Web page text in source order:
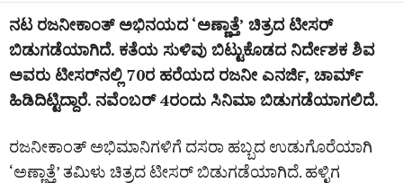
ನಟ ರಜನೀಕಾಂತ್‌ ಅಭಿನಯದ ‘ಅಣ್ಣಾತ್ತೆ’ ಚಿತ್ರದ ಟೀಸರ್
ಬಿಡುಗಡೆಯಾಗಿದೆ. ಕತೆಯ ಸುಳಿವು ಬಿಟ್ಟುಕೊಡದ ನಿರ್ದೇಶಕ ಶಿವ
ಅವರು ಟೀಸರ್‌ನಲ್ಲಿ 70ರ ಹರೆಯದ ರಜನೀ ಎನರ್ಜಿ, ಚಾರ್ಮ್‌
ಹಿಡಿದಿಟ್ಟಿದ್ದಾರೆ. ನವೆಂಬರ್‌ 4ರಂದು ಸಿನಿಮಾ ಬಿಡುಗಡೆಯಾಗಲಿದೆ.
ರಜನೀಕಾಂತ್ ಅಭಿಮಾನಿಗಳಿಗೆ ದಸರಾ ಹಬ್ಬದ ಉಡುಗೊರೆಯಾಗಿ
‘ಅಣ್ಣಾತ್ತೆ’ ತಮಿಳು ಚಿತ್ರದ ಟೀಸರ್ ಬಿಡುಗಡೆಯಾಗಿದೆ. ಹಳ್ಳಿಗ